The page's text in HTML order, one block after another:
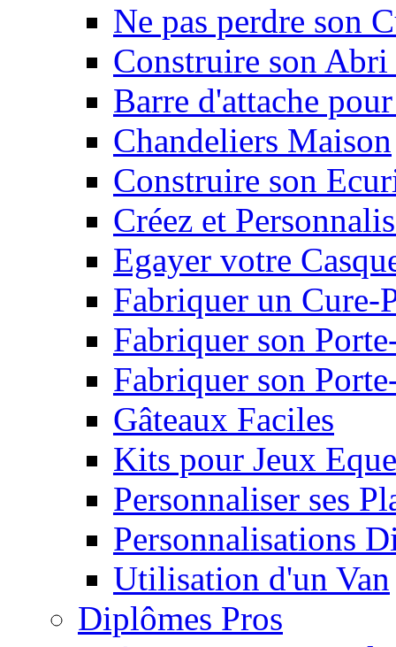
Ne pas perdre son
Construire son
Barre d'attache
Chandeliers Maison
Construire son
Créez et
Egayer votre
Fabriquer un Cure-
Fabriquer son
Fabriquer son
Gâteaux Faciles
Kits pour Jeux
Personnaliser ses
Personnalisations
Utilisation d'un Van
Diplômes Pros